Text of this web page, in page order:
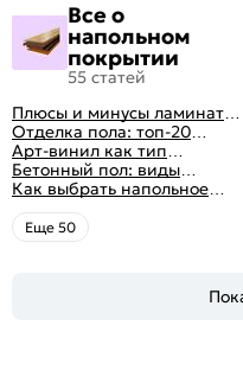
Все о
напольном
покрытии
55 статей
Плюсы и минусы ламината:
как выбрать качественное
напольное покрытие
Отделка пола: топ-20
вариантов напольных
покрытий
Арт-винил как тип
напольного покрытия
Бетонный пол: виды
конструкций и технология
заливки
Как выбрать напольное
покрытие: плюсы и минусы
всех вариантов на
современном рынке
Eще 50